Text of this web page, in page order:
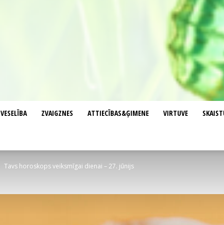
VESELĪBA ZVAIGZNES ATTIECĪBAS&ĢIMENE VIRTUVE
Tavs horoskops veiksmīgai dienai – 27. jūnijs